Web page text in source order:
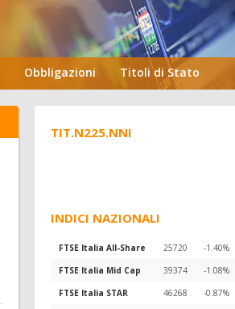
Obbligazioni Titoli di Stato
TIT.N225.NNI
INDICI NAZIONALI
FTSE Italia All-Share 25720
-1.40%
FTSE Italia Mid Cap
39374
-1.08%
FTSE Italia STAR
46268
-0.87%